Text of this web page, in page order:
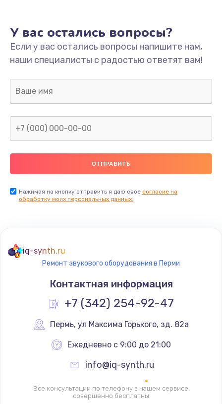
Замена мультиклапана
3000 руб.
Заказать
Ремонт двигателя кофемолки
1000 руб.
Заказать
Ремонт платы управления
3500 руб.
Заказать
Перепрошивка
Замена жерновов
2500 руб.
У вас остались вопросы?
Если у вас остались вопросы напишите нам,
наши специалисты с радостью ответят вам!
Нажимая на кнопку отправить я даю свое согласие на
обработку моих персональных данных.
iq-synth.ru
Ремонт звукового оборудования в Перми
Контактная информация
+7 (342) 254-92-47
Пермь, ул Максима Горького, зд. 82а
Ежедневно с 9:00 до 21:00
info@iq-synth.ru
Все консультации по телефону в нашем сервисе
совершенно бесплатны